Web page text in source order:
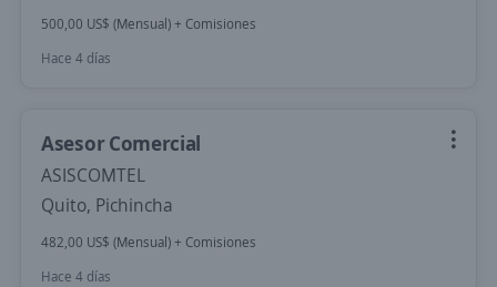
500,00 US$ (Mensual) + Comisiones
Hace 4 días
Asesor Comercial
ASISCOMTEL
Quito, Pichincha
482,00 US$ (Mensual) + Comisiones
Hace 4 días